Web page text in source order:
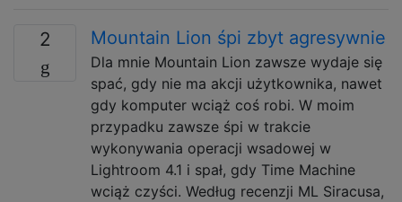
2 Mountain Lion śpi zbyt agresywnie
Dla mnie Mountain Lion zawsze wydaje się
spać, gdy nie ma akcji użytkownika, nawet
gdy komputer wciąż coś robi. W moim
przypadku zawsze śpi w trakcie
wykonywania operacji wsadowej w
Lightroom 4.1 i spał, gdy Time Machine
wciąż czyści. Według recenzji ML Siracusa,